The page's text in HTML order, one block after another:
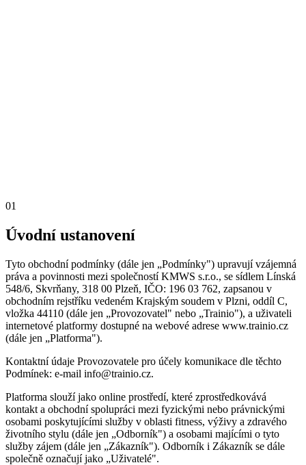
01
Úvodní ustanovení
Tyto obchodní podmínky (dále jen „Podmínky") upravují vzájemná
práva a povinnosti mezi společností KMWS s.r.o., se sídlem Línská
548/6, Skvrňany, 318 00 Plzeň, IČO: 196 03 762, zapsanou v
obchodním rejstříku vedeném Krajským soudem v Plzni, oddíl C,
vložka 44110 (dále jen „Provozovatel" nebo „Trainio"), a uživateli
internetové platformy dostupné na webové adrese www.trainio.cz
(dále jen „Platforma").
Kontaktní údaje Provozovatele pro účely komunikace dle těchto
Podmínek: e-mail info@trainio.cz.
Platforma slouží jako online prostředí, které zprostředkovává
kontakt a obchodní spolupráci mezi fyzickými nebo právnickými
osobami poskytujícími služby v oblasti fitness, výživy a zdravého
životního stylu (dále jen „Odborník") a osobami majícími o tyto
služby zájem (dále jen „Zákazník"). Odborník i Zákazník se dále
společně označují jako „Uživatelé".